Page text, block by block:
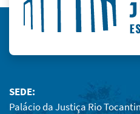
SEDE:
Palácio da Justiça Rio